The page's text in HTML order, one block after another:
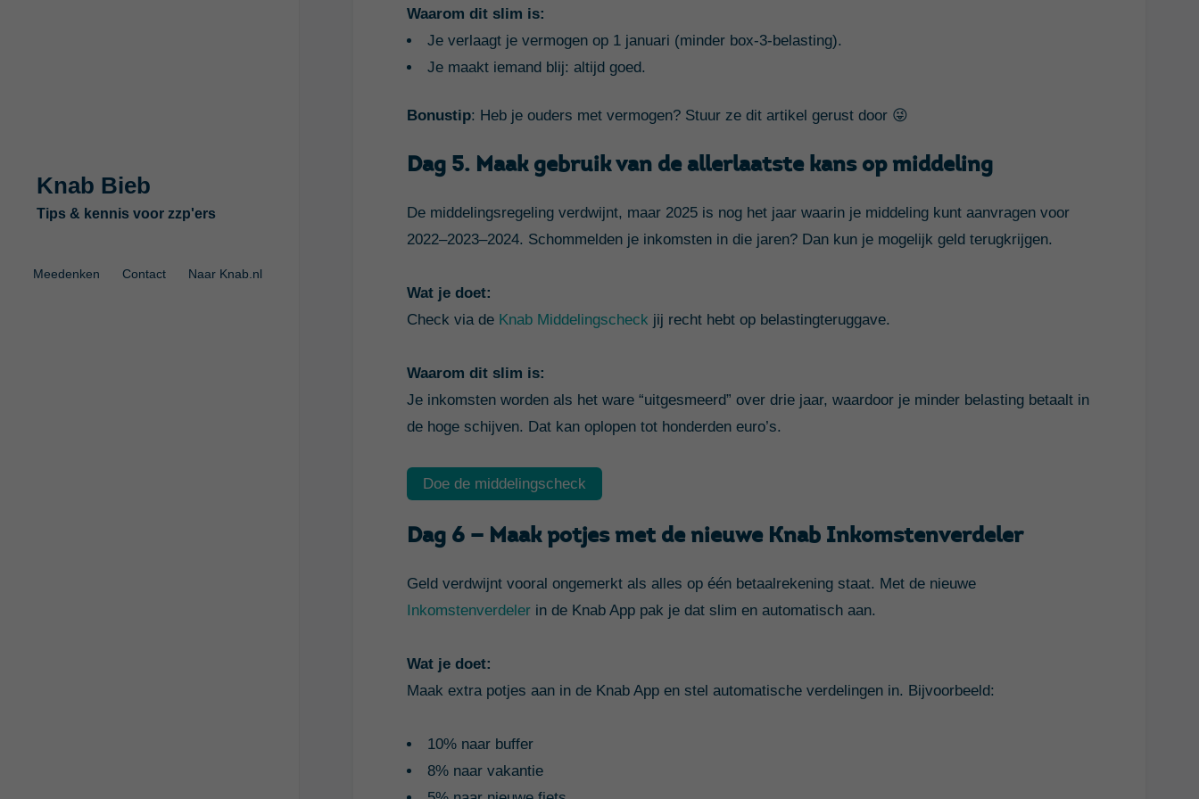
Knab Bieb
Tips & kennis voor zzp'ers
Meedenken Contact Naar Knab.nl
Waarom dit slim is:
Je verlaagt je vermogen op 1 januari (minder box-3-belasting).
Je maakt iemand blij: altijd goed.
Bonustip: Heb je ouders met vermogen? Stuur ze dit artikel gerust door 😜
Dag 5. Maak gebruik van de allerlaatste kans op middeling
De middelingsregeling verdwijnt, maar 2025 is nog het jaar waarin je middeling kunt aanvragen voor
2022–2023–2024. Schommelden je inkomsten in die jaren? Dan kun je mogelijk geld terugkrijgen.
Wat je doet:
Check via de Knab Middelingscheck jij recht hebt op belastingteruggave.
Waarom dit slim is:
Je inkomsten worden als het ware “uitgesmeerd” over drie jaar, waardoor je minder belasting betaalt in
de hoge schijven. Dat kan oplopen tot honderden euro’s.
Doe de middelingscheck
Dag 6 — Maak potjes met de nieuwe Knab Inkomstenverdeler
Geld verdwijnt vooral ongemerkt als alles op één betaalrekening staat. Met de nieuwe
Inkomstenverdeler in de Knab App pak je dat slim en automatisch aan.
Wat je doet:
Maak extra potjes aan in de Knab App en stel automatische verdelingen in. Bijvoorbeeld:
10% naar buffer
8% naar vakantie